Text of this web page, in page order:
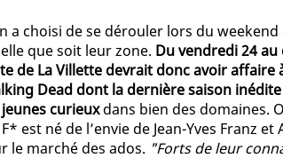
a choisi de se dérouler lors du
que soit leur zone. Du vendredi 24 au
de La Villette devrait donc avoir affaire
Dead dont la dernière saison
curieuxdans bien des domaines.
est né de l’envie de Jean-Yves Franz
le marché des ados. "Forts de leur